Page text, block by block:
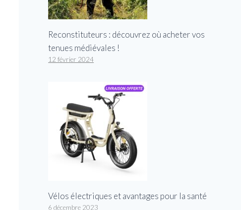
Reconstituteurs : découvrez où acheter vos
tenues médiévales !
12 février 2024
Vélos électriques et avantages pour la santé
6 décembre 2023